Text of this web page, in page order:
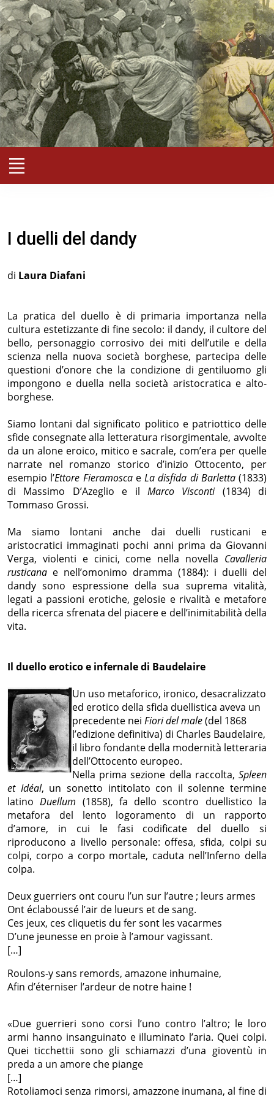
I duelli del dandy
di Laura Diafani
La pratica del duello è di primaria importanza nella
cultura estetizzante di fine secolo: il dandy, il cultore del
bello, personaggio corrosivo dei miti dell’utile e della
scienza nella nuova società borghese, partecipa delle
questioni d’onore che la condizione di gentiluomo gli
impongono e duella nella società aristocratica e alto-
borghese.
Siamo lontani dal significato politico e patriottico delle
sfide consegnate alla letteratura risorgimentale, avvolte
da un alone eroico, mitico e sacrale, com’era per quelle
narrate nel romanzo storico d’inizio Ottocento, per
esempio l’Ettore Fieramosca e La disfida di Barletta(1833)
di Massimo D’Azeglio e il Marco Visconti(1834) di
Tommaso Grossi.
Ma siamo lontani anche dai duelli rusticani e
aristocratici immaginati pochi anni prima da Giovanni
Verga, violenti e cinici, come nella novella Cavalleria
rusticana e nell’omonimo dramma (1884): i duelli del
dandy sono espressione della sua suprema vitalità,
legati a passioni erotiche, gelosie e rivalità e metafore
della ricerca sfrenata del piacere e dell’inimitabilità della
vita.
Il duello erotico e infernale di Baudelaire
Un uso metaforico, ironico, desacralizzato
ed erotico della sfida duellistica aveva un
precedente nei Fiori del male(del 1868
l’edizione definitiva) di Charles Baudelaire,
il libro fondante della modernità letteraria
dell’Ottocento europeo.
Nella prima sezione della raccolta, Spleen
et Idéal, un sonetto intitolato con il solenne termine
latinoDuellum (1858), fa dello scontro duellistico la
metafora del lento logoramento di un rapporto
d’amore, in cui le fasi codificate del duello si
riproducono a livello personale: offesa, sfida, colpi su
colpi, corpo a corpo mortale, caduta nell’Inferno della
colpa.
Deux guerriers ont couru l’un sur l’autre ; leurs armes
Ont éclaboussé l’air de lueurs et de sang.
Ces jeux, ces cliquetis du fer sont les vacarmes
D’une jeunesse en proie à l’amour vagissant.
[…]
Roulons-y sans remords, amazone inhumaine,
Afin d’éterniser l’ardeur de notre haine !
«Due guerrieri sono corsi l’uno contro l’altro; le loro
armi hanno insanguinato e illuminato l’aria. Quei colpi.
Quei ticchettii sono gli schiamazzi d’una gioventù in
preda a un amore che piange
[…]
Rotoliamoci senza rimorsi, amazzone inumana, al fine di